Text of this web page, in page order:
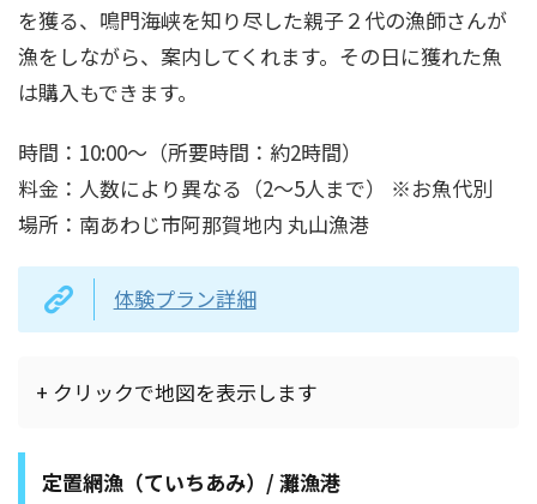
を獲る、鳴門海峡を知り尽した親子２代の漁師さんが
漁をしながら、案内してくれます。その日に獲れた魚
は購入もできます。
時間：10:00～（所要時間：約2時間）
料金：人数により異なる（2～5人まで） ※お魚代別
場所：南あわじ市阿那賀地内 丸山漁港
体験プラン詳細
+ クリックで地図を表示します
定置網漁（ていちあみ）/ 灘漁港